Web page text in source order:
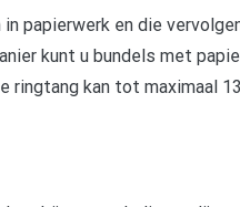
papierwerk en die
kunt u bundels met
ringtang kan tot maximaal